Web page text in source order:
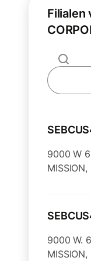
Filialen
9000 W
9000 W.